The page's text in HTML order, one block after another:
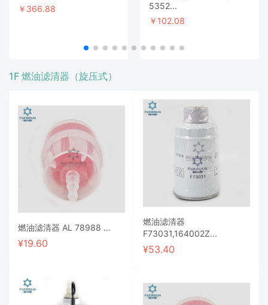
￥366.88
5352...
￥102.08
1F 燃油滤清器（旋压式）
燃油滤清器 AL 78988 ...
¥19.60
燃油滤清器
F73031,164002Z...
¥53.40